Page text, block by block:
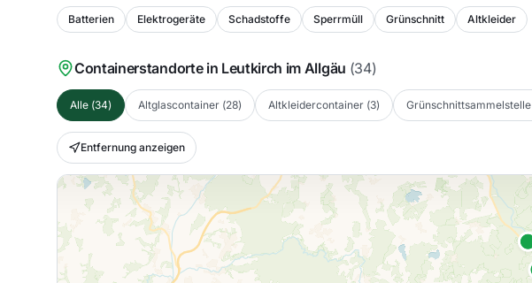
Batterien Elektrogeräte Schadstoffe Sperrmüll Grünschnitt Altkleider
Containerstandorte in Leutkirch im Allgäu (34)
Alle (34) Altglascontainer (28) Altkleidercontainer (3) Grünschnittsammelstelle
Entfernung anzeigen